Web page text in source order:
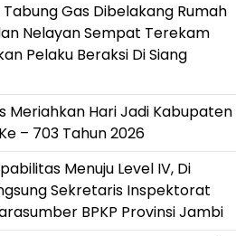
Gas Dibelakang Rumah
Nelayan Sempat Terekam
Pelaku Beraksi Di Siang
Meriahkan Hari Jadi Kabupaten
– 703 Tahun 2026
Menuju Level IV, Di
Sekretaris Inspektorat
BPKP Provinsi Jambi